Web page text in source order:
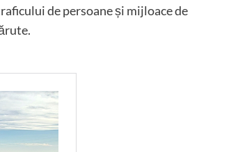
de persoane și mijloace de